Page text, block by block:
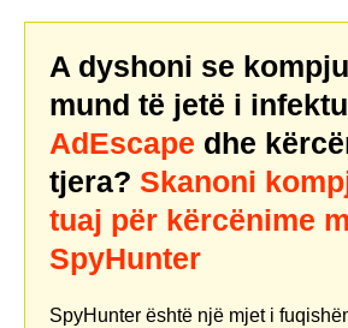
A dyshoni se
mund të jetë i
AdEscape dhe
tjera? Skanoni
tuaj për kërcënime
SpyHunter
SpyHunter është një mjet i